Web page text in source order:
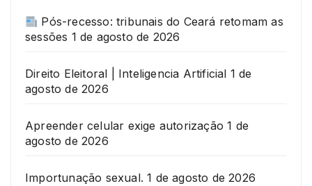
Pós-recesso: tribunais do Ceará retomam as
sessões 1 de agosto de 2026
Direito Eleitoral | Inteligencia Artificial 1 de
agosto de 2026
Apreender celular exige autorização 1 de
agosto de 2026
Importunação sexual. 1 de agosto de 2026